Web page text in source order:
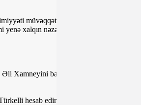
müvəqqəti də olsa, milli həmrəyliyə
xalqın nəzərində suçlu duruma
Əli Xamneyini başqa fiqurla əvəzləyə
hesab edir ki, mərkəzi hakimiyyət